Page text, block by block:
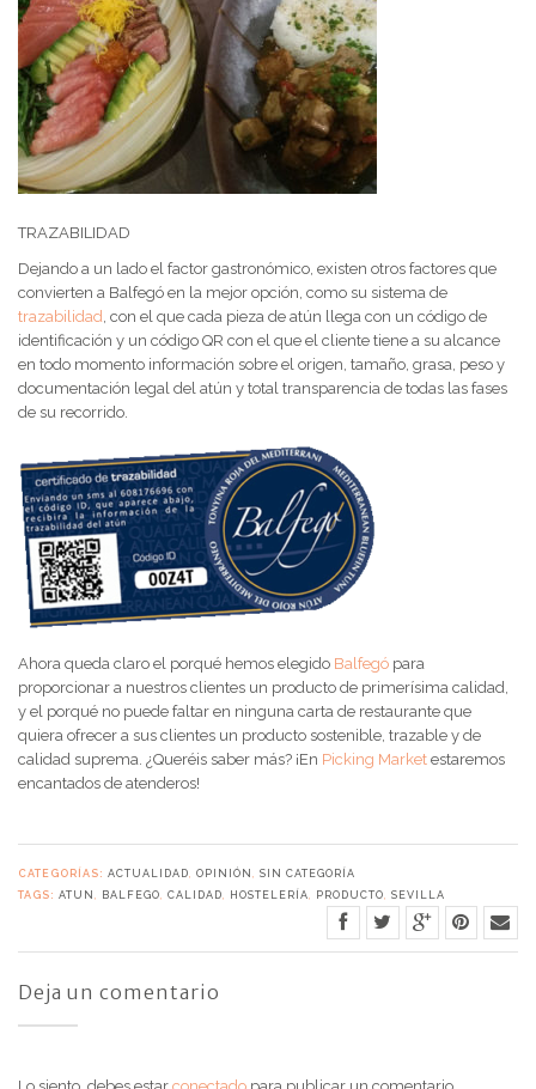
TRAZABILIDAD
Dejando a un lado el factor gastronómico, existen otros factores que
convierten a Balfegó en la mejor opción, como su sistema de
trazabilidad, con el que cada pieza de atún llega con un código de
identificación y un código QR con el que el cliente tiene a su alcance
en todo momento información sobre el origen, tamaño, grasa, peso y
documentación legal del atún y total transparencia de todas las fases
de su recorrido.
Ahora queda claro el porqué hemos elegido Balfegó para
proporcionar a nuestros clientes un producto de primerísima calidad,
y el porqué no puede faltar en ninguna carta de restaurante que
quiera ofrecer a sus clientes un producto sostenible, trazable y de
calidad suprema. ¿Queréis saber más? ¡En Picking Market estaremos
encantados de atenderos!
CATEGORÍAS: ACTUALIDAD, OPINIÓN , SIN CATEGORÍA
TAGS: ATUN , BALFEGO, CALIDAD, HOSTELERÍA, PRODUCTO, SEVILLA
Deja un comentario